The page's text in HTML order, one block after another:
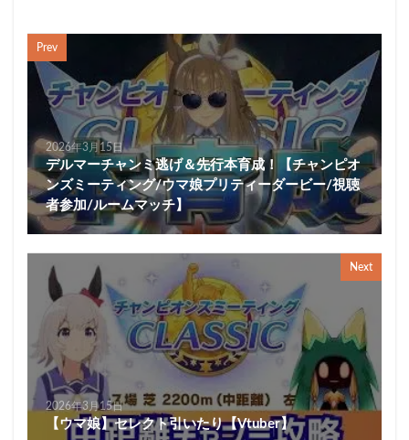
Prev
2026年3月15日
デルマーチャンミ逃げ＆先行本育成！【チャンピオ
ンズミーティング/ウマ娘プリティーダービー/視聴
者参加/ルームマッチ】
Next
2026年3月15日
【ウマ娘】セレクト引いたり【Vtuber】